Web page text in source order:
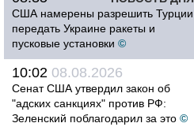
США намерены разрешить Турции
передать Украине ракеты и
пусковые установки ©
10:02 08.08.2026
Сенат США утвердил закон об
"адских санкциях" против РФ:
Зеленский поблагодарил за это ©